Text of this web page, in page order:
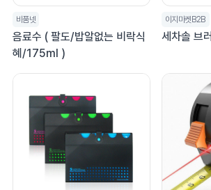
비품넷
음료수 ( 팔도/밥알없는 비락식
혜/175ml )
이지마켓B2B
세차솔 브